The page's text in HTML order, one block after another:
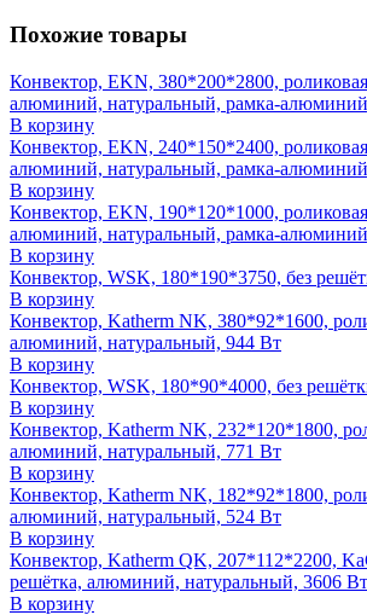
Похожие товары
Конвектор, EKN, 380*200*2800,
алюминий, натуральный, рамка-
В корзину
Конвектор, EKN, 240*150*2400,
алюминий, натуральный, рамка-
В корзину
Конвектор, EKN, 190*120*1000,
алюминий, натуральный, рамка-
В корзину
Конвектор, WSK, 180*190*3750, без
В корзину
Конвектор, Katherm NK, 380*92*1600,
алюминий, натуральный, 944 Вт
В корзину
Конвектор, WSK, 180*90*4000, без
В корзину
Конвектор, Katherm NK, 232*120*1800,
алюминий, натуральный, 771 Вт
В корзину
Конвектор, Katherm NK, 182*92*1800,
алюминий, натуральный, 524 Вт
В корзину
Конвектор, Katherm QK, 207*112*2200,
решётка, алюминий, натуральный, 3606 Вт
В корзину